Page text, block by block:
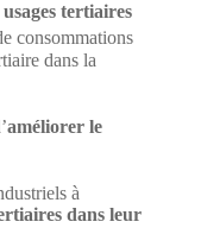
tertiaires
consommations
dans la
améliorer le
à
dans leur